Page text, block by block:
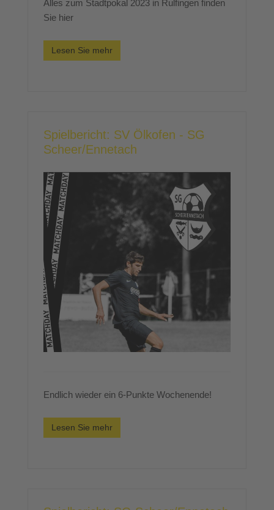
Alles zum Stadtpokal 2023 in Rulfingen finden
Sie hier
Lesen Sie mehr
Spielbericht: SV Ölkofen - SG
Scheer/Ennetach
Endlich wieder ein 6-Punkte Wochenende!
Lesen Sie mehr